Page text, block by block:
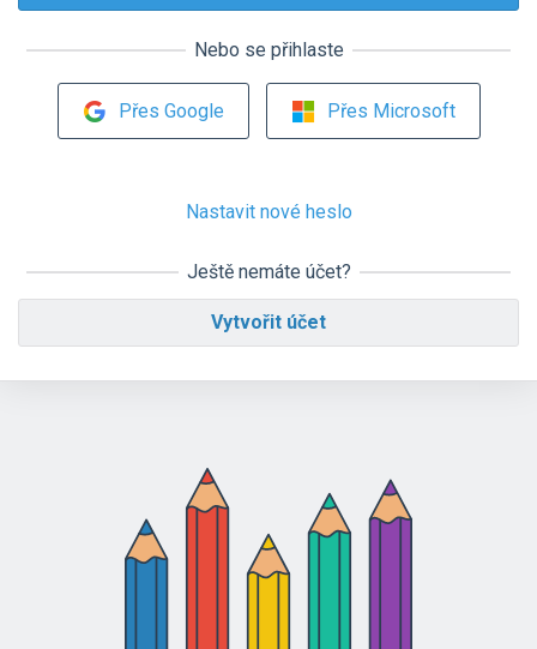
Nebo se přihlaste
Přes Google Přes Microsoft
Nastavit nové heslo
Ještě nemáte účet?
Vytvořit účet